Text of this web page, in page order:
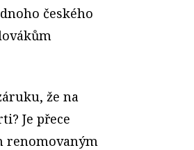
českého
že na
Je přece
renomovaným